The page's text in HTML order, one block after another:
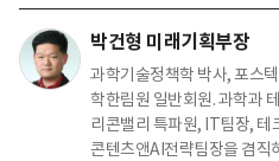
박건형 미래기획부장
과학기술정책학 박사, 포스
학한림원 일반회원. 과학과
리콘밸리 특파원, IT팀장,
콘텐츠앤AI전략팀장을 겸직